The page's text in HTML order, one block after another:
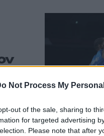
Not Process My
out of the sale, sharing to
for targeted advertising
Please note that after
στις